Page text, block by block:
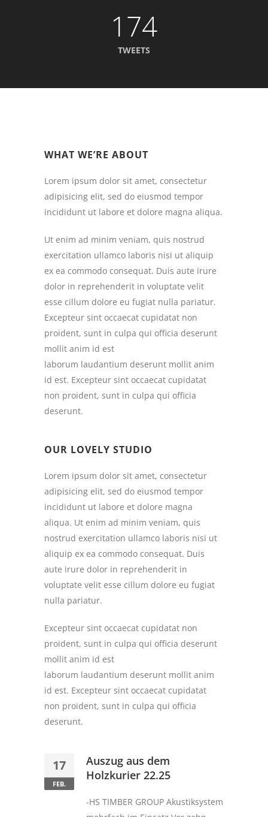
174
TWEETS
WHAT WE’RE ABOUT
Lorem ipsum dolor sit amet, consectetur
adipisicing elit, sed do eiusmod tempor
incididunt ut labore et dolore magna aliqua.
Ut enim ad minim veniam, quis nostrud
exercitation ullamco laboris nisi ut aliquip
ex ea commodo consequat. Duis aute irure
dolor in reprehenderit in voluptate velit
esse cillum dolore eu fugiat nulla pariatur.
Excepteur sint occaecat cupidatat non
proident, sunt in culpa qui officia deserunt
mollit anim id est
laborum laudantium deserunt mollit anim
id est. Excepteur sint occaecat cupidatat
non proident, sunt in culpa qui officia
deserunt.
OUR LOVELY STUDIO
Lorem ipsum dolor sit amet, consectetur
adipisicing elit, sed do eiusmod tempor
incididunt ut labore et dolore magna
aliqua. Ut enim ad minim veniam, quis
nostrud exercitation ullamco laboris nisi ut
aliquip ex ea commodo consequat. Duis
aute irure dolor in reprehenderit in
voluptate velit esse cillum dolore eu fugiat
nulla pariatur.
Excepteur sint occaecat cupidatat non
proident, sunt in culpa qui officia deserunt
mollit anim id est
laborum laudantium deserunt mollit anim
id est. Excepteur sint occaecat cupidatat
non proident, sunt in culpa qui officia
deserunt.
17
FEB.
Auszug aus dem
Holzkurier 22.25
-HS TIMBER GROUP Akustiksystem